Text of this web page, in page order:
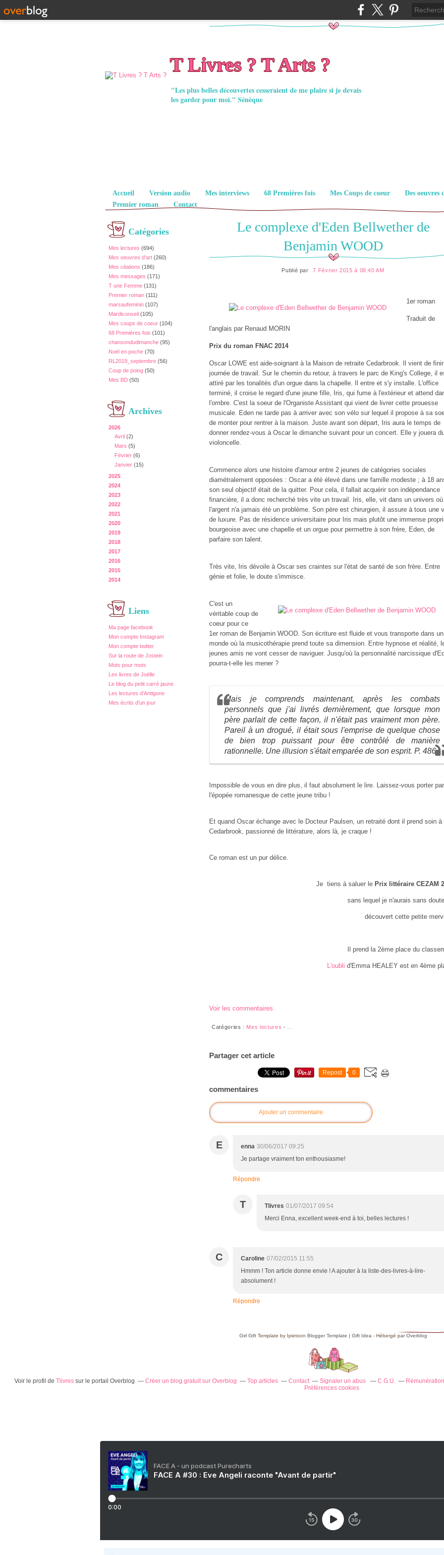
T Livres ? T Arts ?
"Les plus belles découvertes cesseraient de me plaire si je devais
les garder pour moi." Sénèque
Pages
Accueil Version audio Mes interviews 68 Premières fois Mes Coups de coeur Des oeuvres
Premier roman
Contact
Catégories
Mes lectures (694)
Mes oeuvres d'art (260)
Mes citations (186)
Mes messages (171)
T une Femme (131)
Premier roman (111)
marsaufeminin (107)
Mardiconseil (105)
Mes coups de coeur (104)
68 Premières fois (101)
chansondudimanche (95)
Noël en poche (70)
RL2019_septembre (56)
Coup de poing (50)
Mes BD (50)
Archives
2026
Avril (2)
Mars (5)
Février (6)
Janvier (15)
2025
2024
2023
2022
2021
2020
2019
2018
2017
2016
2015
2014
Liens
Ma page facebook
Mon compte Instagram
Mon compte twitter
Sur la route de Jostein
Mots pour mots
Les livres de Joëlle
Le blog du petit carré jaune
Les lectures d'Antigone
Mes écrits d'un jour
Le complexe d'Eden Bellwether de
Benjamin WOOD
Publié par 7 Février 2015 à 08:40 AM
1er roman
Traduit de
l'anglais par Renaud MORIN
Prix du roman FNAC 2014
Oscar LOWE est aide-soignant à la Maison de retraite Cedarbrook. Il vient de
journée de travail. Sur le chemin du retour, à travers le parc de King's College, il
attiré par les tonalités d'un orgue dans la chapelle. Il entre et s'y installe. L'office
terminé, il croise le regard d'une jeune fille, Iris, qui fume à l'extérieur et attend
l'ombre. C'est la soeur de l'Organiste Assistant qui vient de livrer cette prouesse
musicale. Eden ne tarde pas à arriver avec son vélo sur lequel il propose à sa
de monter pour rentrer à la maison. Juste avant son départ, Iris aura le temps de
donner rendez-vous à Oscar le dimanche suivant pour un concert. Elle y jouera
violoncelle.
Commence alors une histoire d'amour entre 2 jeunes de catégories sociales
diamétralement opposées : Oscar a été élevé dans une famille modeste ; à 18
son seul objectif était de la quitter. Pour cela, il fallait acquérir son indépendance
financière, il a donc recherché très vite un travail. Iris, elle, vit dans un univers où
l'argent n'a jamais été un problème. Son père est chirurgien, il assure à tous une
de luxure. Pas de résidence universitaire pour Iris mais plutôt une immense
bourgeoise avec une chapelle et un orgue pour permettre à son frère, Eden, de
parfaire son talent.
Très vite, Iris dévoile à Oscar ses craintes sur l'état de santé de son frère. Entre
génie et folie, le doute s'immisce.
C'est un
véritable coup de
coeur pour ce
1er roman de Benjamin WOOD. Son écriture est fluide et vous transporte dans un
monde où la musicothérapie prend toute sa dimension. Entre hypnose et réalité,
jeunes amis ne vont cesser de naviguer. Jusqu'où la personnalité narcissique
pourra-t-elle les mener ?
Mais je comprends maintenant, après les combats
personnels que j'ai livrés dernièrement, que lorsque mon
père parlait de cette façon, il n'était pas vraiment mon père.
Pareil à un drogué, il était sous l'emprise de quelque chose
de bien trop puissant pour être contrôlé de manière
rationnelle. Une illusion s'était emparée de son esprit. P. 486
Impossible de vous en dire plus, il faut absolument le lire. Laissez-vous porter par
l'épopée romanesque de cette jeune tribu !
Et quand Oscar échange avec le Docteur Paulsen, un retraité dont il prend soin à
Cedarbrook, passionné de littérature, alors là, je craque !
Ce roman est un pur délice.
Je tiens à saluer le Prix littéraire CEZAM
sans lequel je n'aurais sans
découvert cette petite
Il prend la 2ème place du
L'oubli d'Emma HEALEY est en 4ème
Voir les commentaires
Catégories : Mes lectures -
Partager cet article
Repost 0
commentaires
Ajouter un commentaire
E enna 30/06/2017 09:25
Je partage vraiment ton enthousiasme!
Répondre
T Tlivres 01/07/2017 09:54
Merci Enna, excellent week-end à toi, belles lectures !
C Caroline 07/02/2015 11:55
Hmmm ! Ton article donne envie ! A ajouter à la liste-des-livres-à-lire-
absolument !
Répondre
Girl GiftTemplate by Ipietoon Blogger Template | Gift Idea - Hébergé parOverblog
Voir le profil de Tlivres sur le portail Overblog Créer un blog gratuit sur Overblog Top articles Contact Signaler un abus C.G.U.
Préférences cookies
FACE A - un podcast Purecharts
FACE A #30 : Eve Angeli raconte "Avant de partir"
0:00